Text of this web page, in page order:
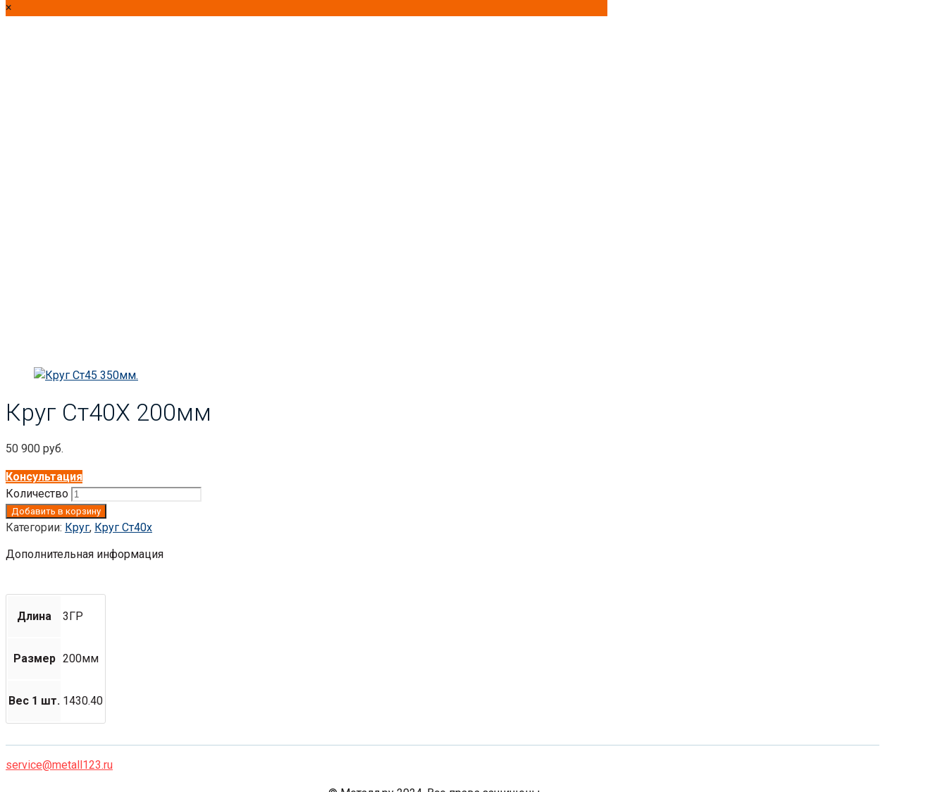
×
Круг Ст40Х 200мм
50 900 руб.
Консультация
Количество
Добавить в корзину
Категории: Круг, Круг Ст40х
Дополнительная информация
Длина 3ГР
Размер 200мм
Вес 1 шт. 1430.40
service@metall123.ru